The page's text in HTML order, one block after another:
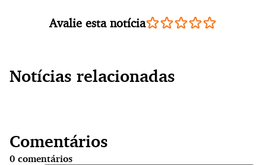
Avalie esta notícia
Notícias relacionadas
Comentários
0 comentários